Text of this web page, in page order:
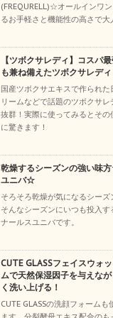
(FREQURELL)☆オールインワン
るお手軽さと機能性の高さで大
【ツボクサレディ】コスパ
も兼ね備えたツボクサレディ
国産ツボクサエキスで作られた
リームなどで話題のツボクサ
抜群！実際に使ってみるとその
に驚きます！
乾燥するシーズンの強い味
ユニバ☆
そろそろ乾燥が気になるシーズ
そんなシーズンにいつも投入す
ナールスユニバです。
CUTE GLASSフェイスウォ
ムで天然保湿因子を与えな
く洗い上げる！
CUTE GLASSの洗顔フォームも